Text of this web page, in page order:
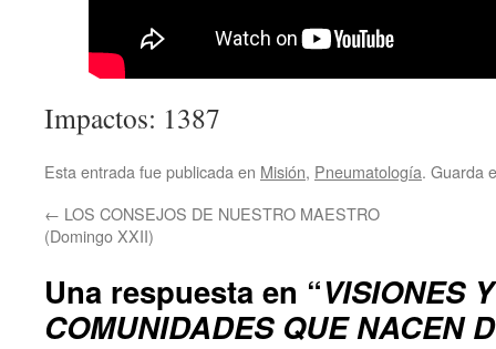
Impactos: 1387
Esta entrada fue publicada en Misión, Pneumatología. Guarda
← LOS CONSEJOS DE NUESTRO MAESTRO
(Domingo XXII)
Una respuesta en “VISIONES
COMUNIDADES QUE NACEN